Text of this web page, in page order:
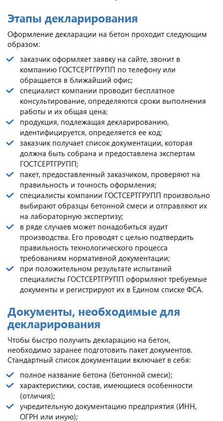
Этапы декларирования
Оформление декларации на бетон проходит следующим
образом:
заказчик оформляет заявку на сайте, звонит в
компанию ГОСТСЕРТГРУПП по телефону или
обращается в ближайший офис;
специалист компании проводит бесплатное
консультирование, определяются сроки выполнения
работы и их общая цена;
продукция, подлежащая декларированию,
идентифицируется, определяется ее код;
заказчик получает список документации, которая
должна быть собрана и предоставлена экспертам
ГОСТСЕРТГРУПП;
пакет, предоставленный заказчиком, проверяют на
правильность и точность оформления;
специалисты компании ГОСТСЕРТГРУПП произвольно
выбирают образцы бетонной смеси и отправляют их
на лабораторную экспертизу;
в ряде случаев может понадобиться аудит
производства. Его проводят с целью подтвердить
правильность технологического процесса
требованиям нормативной документации;
при положительном результате испытаний
специалисты ГОСТСЕРТГРУПП оформляют требуемые
документы и регистрируют их в Едином списке ФСА.
Документы, необходимые для
декларирования
Чтобы быстро получить декларацию на бетон,
необходимо заранее подготовить пакет документов.
Стандартный список документации включает в себя:
полное название бетона (бетонной смеси);
характеристики, состав, имеющиеся особенности
(отличия);
учредительную документацию предприятия (ИНН,
ОГРН или иную);